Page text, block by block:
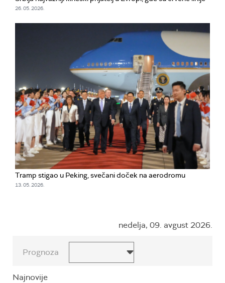
26. 05. 2026.
Tramp stigao u Peking, svečani doček na aerodromu
13. 05. 2026.
nedelja, 09. avgust 2026.
Prognoza
Najnovije